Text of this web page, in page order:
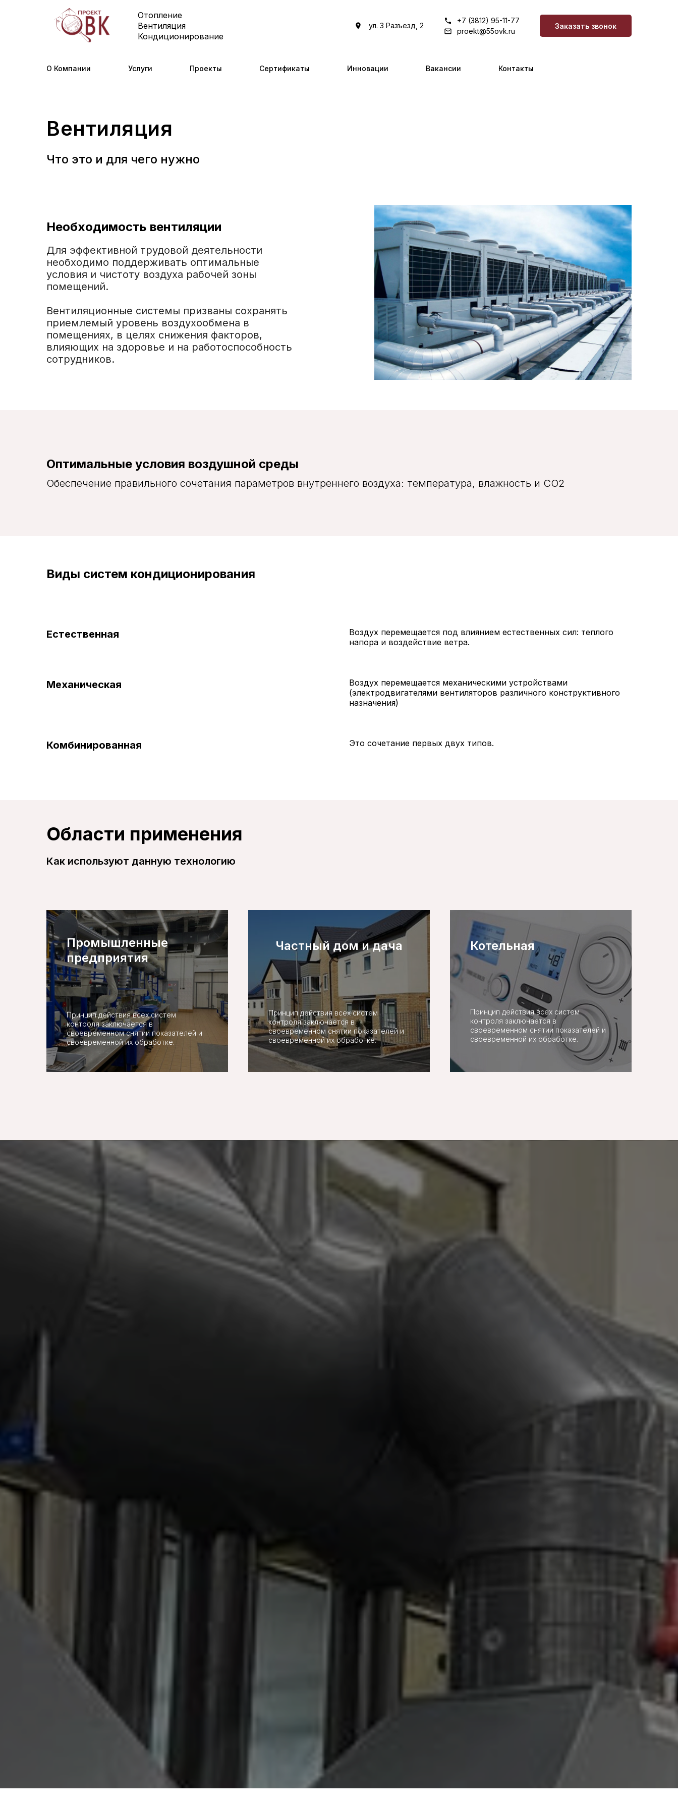
Отопление
Вентиляция
Кондиционирование
ул. 3 Разъезд, 2
+7 (3812) 95-11-77
proekt@55ovk.ru
Заказать звонок
О Компании Услуги Проекты Сертификаты Инновации Вакансии Контакты
Вентиляция
Что это и для чего нужно
Необходимость вентиляции
Для эффективной трудовой деятельности
необходимо поддерживать оптимальные
условия и чистоту воздуха рабочей зоны
помещений.
Вентиляционные системы призваны сохранять
приемлемый уровень воздухообмена в
помещениях, в целях снижения факторов,
влияющих на здоровье и на работоспособность
сотрудников.
Оптимальные условия воздушной среды
Обеспечение правильного сочетания параметров внутреннего воздуха: температура, влажность и СО2
Виды систем кондиционирования
Естественная
Воздух перемещается под влиянием естественных сил: теплого
напора и воздействие ветра.
Механическая
Воздух перемещается механическими устройствами
(электродвигателями вентиляторов различного конструктивного
назначения)
Комбинированная Это сочетание первых двух типов.
Области применения
Как используют данную технологию
Промышленные
предприятия
Принцип действия всех систем
контроля заключается в
своевременном снятии показателей и
своевременной их обработке.
Частный дом и дача
Принцип действия всех систем
контроля заключается в
своевременном снятии показателей и
своевременной их обработке.
Котельная
Принцип действия всех систем
контроля заключается в
своевременном снятии показателей и
своевременной их обработке.